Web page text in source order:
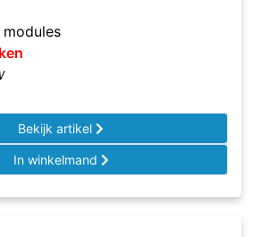
Bekijk artikel
In winkelmand